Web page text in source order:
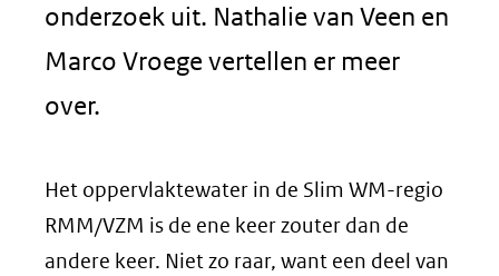
onderzoek uit. Nathalie van Veen en
Marco Vroege vertellen er meer
over.
Het oppervlaktewater in de Slim WM-regio
RMM/VZM is de ene keer zouter dan de
andere keer. Niet zo raar, want een deel van